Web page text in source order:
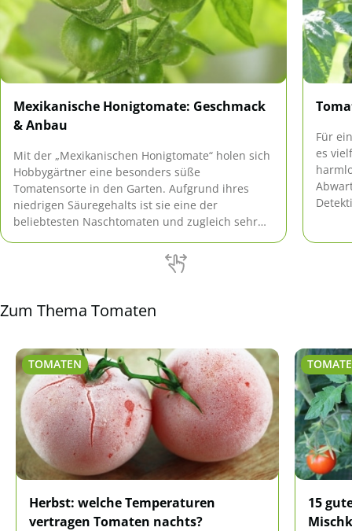
Mexikanische Honigtomate: Geschmack
& Anbau
Mit der „Mexikanischen Honigtomate“ holen sich
Hobbygärtner eine besonders süße
Tomatensorte in den Garten. Aufgrund ihres
niedrigen Säuregehalts ist sie eine der
beliebtesten Naschtomaten und zugleich sehr
Für
es
Zum Thema Tomaten
TOMATEN
Herbst: welche Temperaturen
vertragen Tomaten nachts?
15